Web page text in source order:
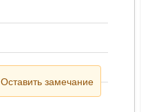
Оставить замечание